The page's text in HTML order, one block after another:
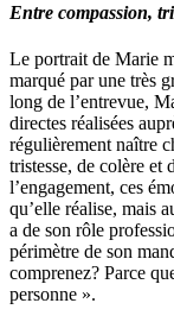
Entre compassion,
Le portrait de Marie
marqué par une très
long de l’entrevue,
directes réalisées
régulièrement naître
tristesse, de colère et
l’engagement, ces
qu’elle réalise, mais
a de son rôle
périmètre de son
comprenez? Parce
personne ».